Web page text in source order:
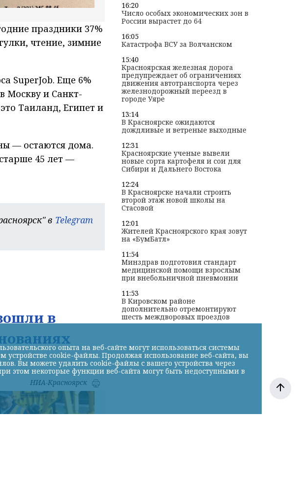
праздники 37%
чтение, зимние
SuperJob. Еще 6%
Москву и Санкт-
Таиланд, Египет и
— остаются дома.
45 лет —
в Telegram
в
НИА-Красноярск
16:20
Число особых экономических зон в
России вырастет до 64
16:05
Катастрофа ВСУ за Волчанском
15:40
Красноярская железная дорога
предупреждает об ограничениях
движения автотранспорта через
железнодорожный переезд в
городе Уяре
13:14
В Красноярске ожидаются
дождливые и ветреные выходные
12:31
Красноярские ученые вывели
новые сорта картофеля и сои для
Сибири и Дальнего Востока
12:24
В Красноярске начали строить
второй этаж новой школы на
Стасовой
12:01
Жителей Красноярского края зовут
на «БумБатл»
11:54
Минздрав подготовил стандарт
медицинской помощи взрослым
при внебольничной пневмонии
11:53
В Кировском районе
дополнительно отремонтируют
шесть междворовых проездов
опыта на веб-сайте могут использоваться системы
cookie-файлы. Продолжая использование веб-сайта, вы
Вы можете удалить cookie-файлы с вашего устройства через
этом некоторые функции веб-сайта могут быть недоступными в